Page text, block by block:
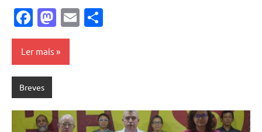
Facebook
Mastodon
Email
Ler mais
Breves